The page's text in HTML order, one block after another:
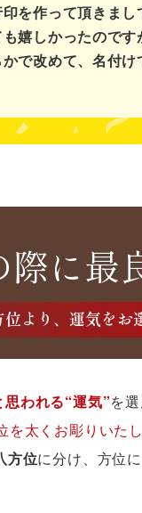
を作って頂きまし
嬉しかったので
で改めて、名付
際に最
位より、運気を
思われる“運気”を
太くお彫りいたし
方位に分け、方位